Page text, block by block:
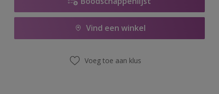
Vind een winkel
Voeg toe aan klus